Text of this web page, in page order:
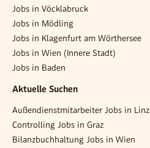
Jobs in Vöcklabruck
Jobs in Mödling
Jobs in Klagenfurt am Wörthersee
Jobs in Wien (Innere Stadt)
Jobs in Baden
Aktuelle Suchen
Außendienstmitarbeiter Jobs in Linz
Controlling Jobs in Graz
Bilanzbuchhaltung Jobs in Wien